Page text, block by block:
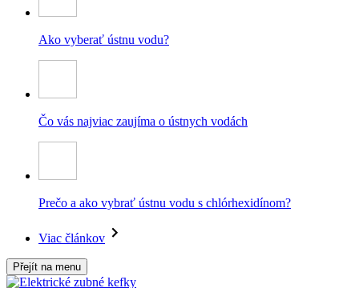
Ako vyberať ústnu vodu?
Čo vás najviac zaujíma o ústnych vodách
Prečo a ako vybrať ústnu vodu s chlórhexidínom?
Viac článkov
Přejít na menu